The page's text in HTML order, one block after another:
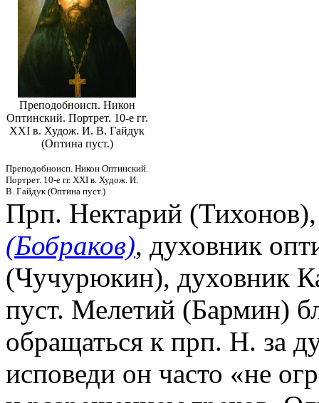
Преподобноисп. Никон
Оптинский. Портрет. 10-е гг.
XXI в. Худож. И. В. Гайдук
(Оптина пуст.)
Преподобноисп. Никон Оптинский.
Портрет. 10-е гг. XXI в. Худож. И.
В. Гайдук (Оптина пуст.)
Прп. Нектарий
(Бобраков), духовник
(Чучурюкин), духовник
пуст. Мелетий (Бармин)
обращаться к прп. Н. за
исповеди он часто «не